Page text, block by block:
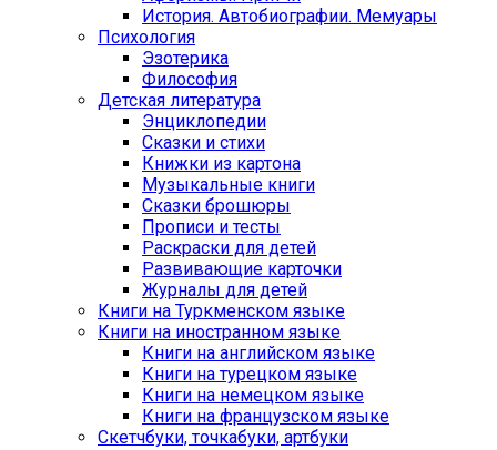
История. Автобиографии. Мемуары
Психология
Эзотерика
Философия
Детская литература
Энциклопедии
Сказки и стихи
Книжки из картона
Музыкальные книги
Сказки брошюры
Прописи и тесты
Раскраски для детей
Развивающие карточки
Журналы для детей
Книги на Туркменском языке
Книги на иностранном языке
Книги на английском языке
Книги на турецком языке
Книги на немецком языке
Книги на французском языке
Cкетчбуки, точкабуки, артбуки